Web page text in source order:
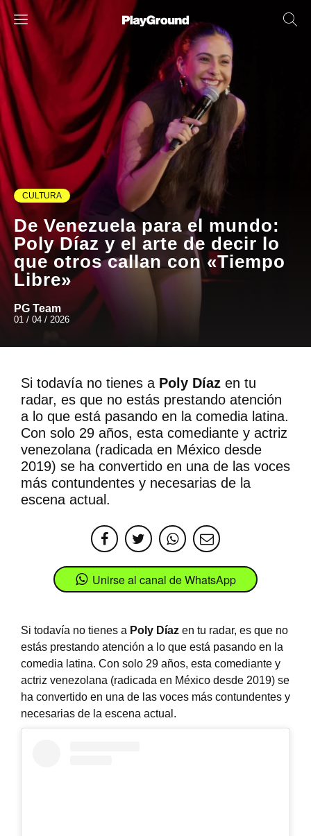
CULTURA
De Venezuela para el mundo:
Poly Díaz y el arte de decir lo
que otros callan con «Tiempo
Libre»
PG Team
01 / 04 / 2026
Si todavía no tienes a Poly Díaz en tu
radar, es que no estás prestando atención
a lo que está pasando en la comedia latina.
Con solo 29 años, esta comediante y actriz
venezolana (radicada en México desde
2019) se ha convertido en una de las voces
más contundentes y necesarias de la
escena actual .
Unirse al canal de WhatsApp
Si todavía no tienes a Poly Díaz en tu radar, es que no
estás prestando atención a lo que está pasando en la
comedia latina. Con solo 29 años, esta comediante y
actriz venezolana (radicada en México desde 2019) se
ha convertido en una de las voces más contundentes y
necesarias de la escena actual .